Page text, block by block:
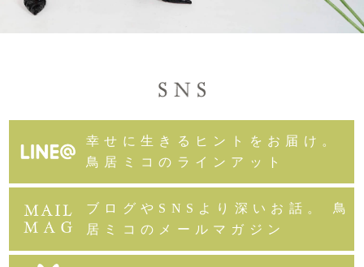
幸せに生きるヒントをお届け。
鳥居ミコのラインアット
ブログやSNSより深いお話。 鳥
居ミコのメールマガジン